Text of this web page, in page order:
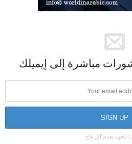
مباشرة إلى إيميلك
نتعهد بعدم الإزعاج.